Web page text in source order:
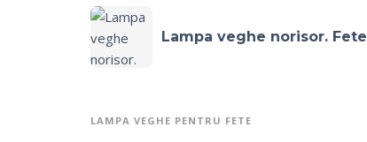
Lampa veghe norisor. Fete
LAMPA VEGHE PENTRU FETE